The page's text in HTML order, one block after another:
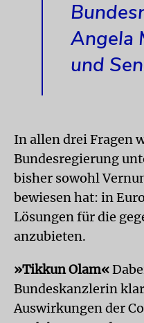
Angela
und
In allen drei Fragen
Bundesregierung
bisher sowohl
bewiesen hat: in
Lösungen für die
anzubieten.
»Tikkun Olam«
Bundeskanzlerin
Auswirkungen der